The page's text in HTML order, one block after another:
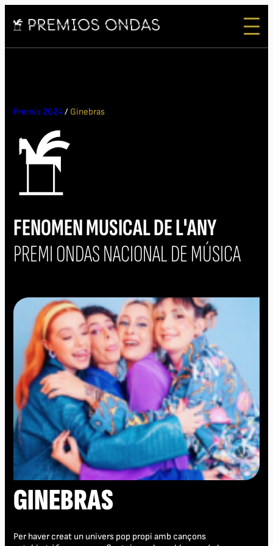
Premis 2024/ Ginebras
FENOMEN MUSICAL DE L'ANY
PREMI ONDAS NACIONAL DE MÚSICA
GINEBRAS
Per haver creat un univers pop propi amb cançons